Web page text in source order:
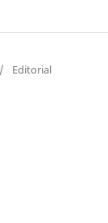
/ Editorial